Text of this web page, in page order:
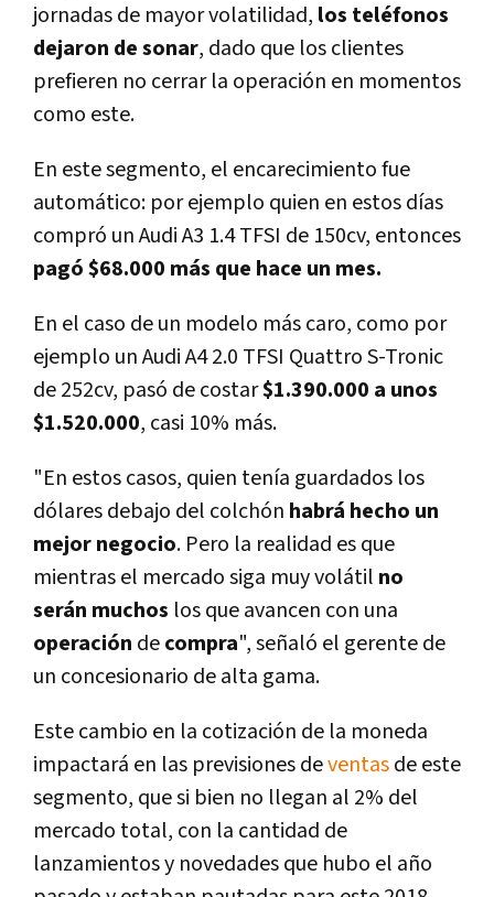
jornadas de mayor volatilidad, los teléfonos
dejaron de sonar, dado que los clientes
prefieren no cerrar la operación en momentos
como este.
En este segmento, el encarecimiento fue
automático: por ejemplo quien en estos dí­as
compró un Audi A3 1.4 TFSI de 150cv, entonces
pagó $68.000 más que hace un mes.
En el caso de un modelo más caro, como por
ejemplo un Audi A4 2.0 TFSI Quattro S-Tronic
de 252cv, pasó de costar$1.390.000 a unos
$1.520.000, casi 10% más.
"En estos casos, quien tení­a guardados los
dólares debajo del colchón habrá hecho un
mejor negocio. Pero la realidad es que
mientras el mercado siga muy volátil no
serán muchos los que avancen con una
operación decompra", señaló el gerente de
un concesionario de alta gama.
Este cambio en la cotización de la moneda
impactará en las previsiones deventasde este
segmento, que si bien no llegan al 2% del
mercado total, con la cantidad de
lanzamientos y novedades que hubo el año